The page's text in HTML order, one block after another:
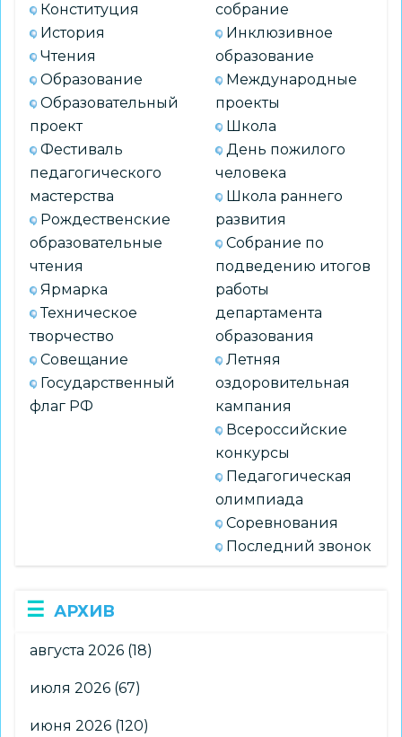
Конституция
История
Чтения
Образование
Образовательный
проект
Фестиваль
педагогического
мастерства
Рождественские
образовательные
чтения
Ярмарка
Техническое
творчество
Совещание
Государственный
флаг РФ
собрание
Инклюзивное
образование
Международные
проекты
Школа
День пожилого
человека
Школа раннего
развития
Собрание по
подведению итогов
работы
департамента
образования
Летняя
оздоровительная
кампания
Всероссийские
конкурсы
Педагогическая
олимпиада
Соревнования
Последний звонок
АРХИВ
августа 2026 (18)
июля 2026 (67)
июня 2026 (120)